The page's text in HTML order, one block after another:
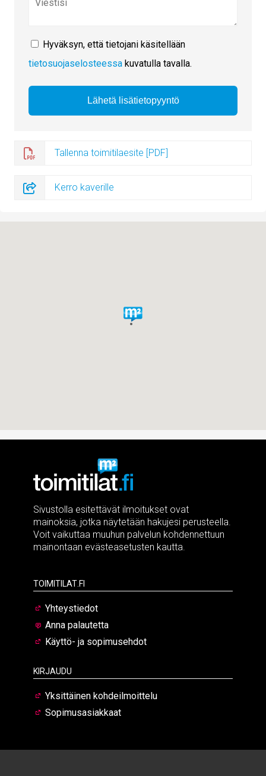
Hyväksyn, että tietojani käsitellään
tietosuojaselosteessa kuvatulla tavalla.
Tallenna toimitilaesite [PDF]
Kerro kaverille
Sivustolla esitettävät ilmoitukset ovat
mainoksia, jotka näytetään hakujesi perusteella.
Voit vaikuttaa muuhun palvelun kohdennettuun
mainontaan evästeasetusten kautta.
Toimitilat.fi
Yhteystiedot
Anna palautetta
Käyttö- ja sopimusehdot
Kirjaudu
Yksittäinen kohdeilmoittelu
Sopimusasiakkaat